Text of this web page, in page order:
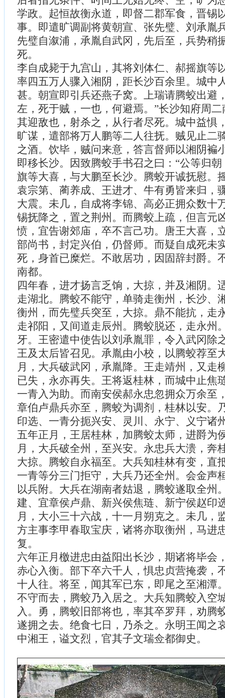
学政。起恒故衡永道，即督二郡军食，晋锡
事。即遣旷调副将黄朝宣、张先璧、刘承胤
先璧自溆浦，承胤自武冈，先后至，兵势稍
死。
李自成毙于九宫山，其将刘体仁、郝摇旗等
率四五万人骤入湘阴，距长沙百余里。城中
甚。朝宣即引兵还燕子窝。上瑞请腾蛟出避
左，死于贼，一也，何避焉。”长沙知府周
其迎敌也，射杀之，从行者尽死。城中益惧
旷谋，遣部将万人鹏等二人往抚。贼见止二
之酒。饮毕，贼问来意，答言督师以湘阴褊
即移长沙。因致腾蛟手书召之曰：“公等归
旗等大喜，与大鹏至长沙。腾蛟开诚抚慰。
袁宗第、蔺养成、王进才、牛有勇皆来归，
大震。未几，自成将李锦、高必正拥众数十
锡抚降之，置之荆州。而腾蛟上疏，但言元
愤，宜告谢郊庙，卒不言己功。唐王大喜，
部尚书，封定兴伯，仍督师。而疑自成死未
死，身首已糜烂。不敢居功，因固辞封爵。
南都。
四年春，进才扬言乏饷，大掠，并及湘阴。
走湖北。腾蛟不能守，单骑走衡州，长沙、
衡州，而先璧兵突至，大掠。鼎不能抗，走
走祁阳，又间道走辰州。腾蛟脱还，走永州
牙。王密遣中使告以刘承胤罪，令入武冈除
王及太后皆召见。承胤由小校，以腾蛟荐至
月，大兵破武冈，承胤降。王走靖州，又走
已失，永亦再失。王将返桂林，而城中止焦
一青入为助。而南安侯郝永忠忽拥众万余至
章伯卢鼎兵亦至，腾蛟为调剂，桂林以安。
印选、一青分扼兴安、灵川、永宁、义宁诸
五年正月，王居桂林，加腾蛟太师，进爵为
月，大兵破全州，至兴安。永忠兵大溃，奔
大掠。腾蛟自永福至。大兵知桂林有变，直
一青等分三门拒守，大兵乃还全州。会金声
以兵附。大兵在湖南者姑退，腾蛟遂取全州
建、宜章侯卢鼎、新兴侯焦琏、新宁侯赵印
月，大小三十六战，十一月朔克之。未几，
方主事李甲春取宝庆，诸将亦取衡州，马进
复。
六年正月檄进忠由益阳出长沙，期诸将毕会
赤心入衡。部下卒六千人，惧忠贞营掩袭，
十人往。将至，闻其军已东，即尾之至湘潭
不守而去，腾蛟乃入居之。大兵知腾蛟入空
入。勇，腾蛟旧部将也，率其卒罗拜，劝腾
遂拥之去。绝食七日，乃杀之。永明王闻之
中湘王，谥文烈，官其子文瑞佥都御史。